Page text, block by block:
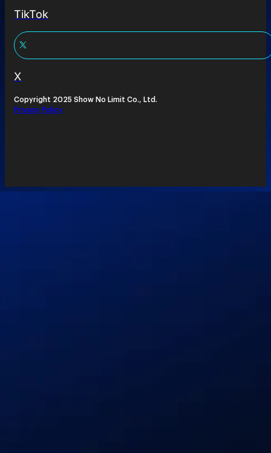
TikTok
X
Copyright 2025 Show No Limit Co., Ltd.
Privacy Policy